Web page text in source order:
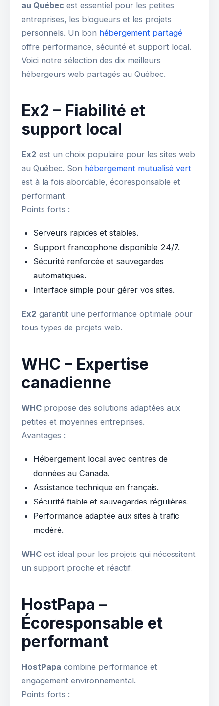
au Québec est essentiel pour les petites
entreprises, les blogueurs et les projets
personnels. Un bon hébergement partagé
offre performance, sécurité et support local.
Voici notre sélection des dix meilleurs
hébergeurs web partagés au Québec.
Ex2 – Fiabilité et
support local
Ex2 est un choix populaire pour les sites web
au Québec. Son hébergement mutualisé vert
est à la fois abordable, écoresponsable et
performant.
Points forts :
Serveurs rapides et stables.
Support francophone disponible 24/7.
Sécurité renforcée et sauvegardes
automatiques.
Interface simple pour gérer vos sites.
Ex2 garantit une performance optimale pour
tous types de projets web.
WHC – Expertise
canadienne
WHC propose des solutions adaptées aux
petites et moyennes entreprises.
Avantages :
Hébergement local avec centres de
données au Canada.
Assistance technique en français.
Sécurité fiable et sauvegardes régulières.
Performance adaptée aux sites à trafic
modéré.
WHC est idéal pour les projets qui nécessitent
un support proche et réactif.
HostPapa –
Écoresponsable et
performant
HostPapa combine performance et
engagement environnemental.
Points forts :